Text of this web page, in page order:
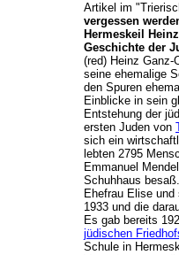
Artikel im
vergessen
Hermeskeil
Geschichte der
(red) Heinz
seine ehemalige
den Spuren
Einblicke in sein
Entstehung der
ersten Juden von
sich ein
lebten 2795
Emmanuel
Schuhhaus
Ehefrau Elise
1933 und die
Es gab bereits
jüdischen
Schule in